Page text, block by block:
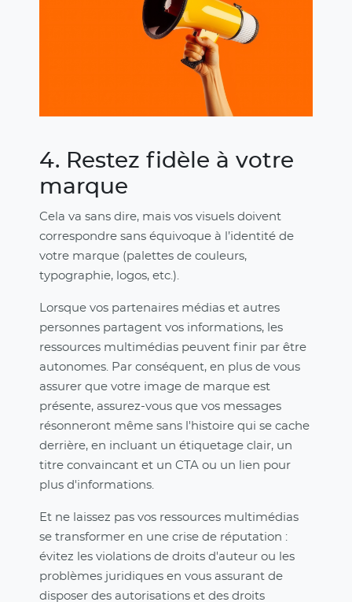
4. Restez fidèle à votre
marque
Cela va sans dire, mais vos visuels doivent
correspondre sans équivoque à l’identité de
votre marque (palettes de couleurs,
typographie, logos, etc.).
Lorsque vos partenaires médias et autres
personnes partagent vos informations, les
ressources multimédias peuvent finir par être
autonomes. Par conséquent, en plus de vous
assurer que votre image de marque est
présente, assurez-vous que vos messages
résonneront même sans l'histoire qui se cache
derrière, en incluant un étiquetage clair, un
titre convaincant et un CTA ou un lien pour
plus d'informations.
Et ne laissez pas vos ressources multimédias
se transformer en une crise de réputation :
évitez les violations de droits d'auteur ou les
problèmes juridiques en vous assurant de
disposer des autorisations et des droits